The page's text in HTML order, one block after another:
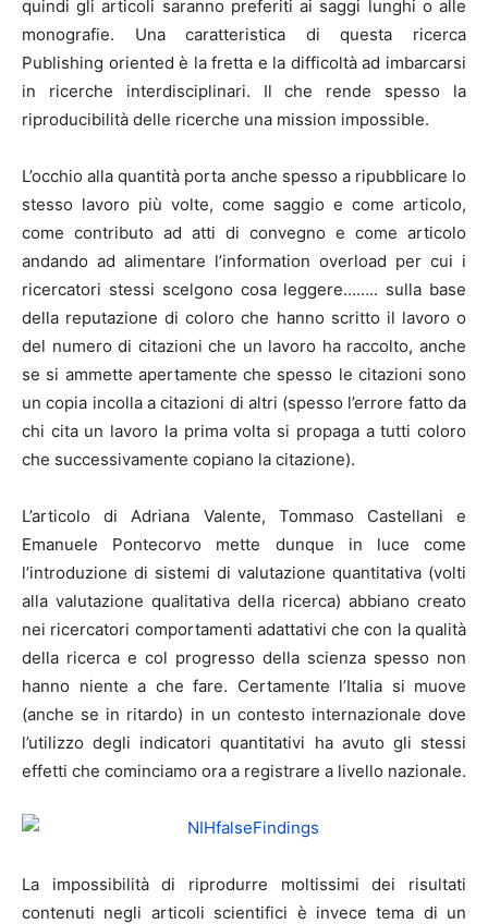
quindi gli articoli saranno preferiti ai saggi lunghi o alle
monografie. Una caratteristica di questa ricerca
Publishing oriented è la fretta e la difficoltà ad imbarcarsi
in ricerche interdisciplinari. Il che rende spesso la
riproducibilità delle ricerche una mission impossible.
L’occhio alla quantità porta anche spesso a ripubblicare lo
stesso lavoro più volte, come saggio e come articolo,
come contributo ad atti di convegno e come articolo
andando ad alimentare l’information overload per cui i
ricercatori stessi scelgono cosa leggere…….. sulla base
della reputazione di coloro che hanno scritto il lavoro o
del numero di citazioni che un lavoro ha raccolto, anche
se si ammette apertamente che spesso le citazioni sono
un copia incolla a citazioni di altri (spesso l’errore fatto da
chi cita un lavoro la prima volta si propaga a tutti coloro
che successivamente copiano la citazione).
L’articolo di Adriana Valente, Tommaso Castellani e
Emanuele Pontecorvo mette dunque in luce come
l’introduzione di sistemi di valutazione quantitativa (volti
alla valutazione qualitativa della ricerca) abbiano creato
nei ricercatori comportamenti adattativi che con la qualità
della ricerca e col progresso della scienza spesso non
hanno niente a che fare. Certamente l’Italia si muove
(anche se in ritardo) in un contesto internazionale dove
l’utilizzo degli indicatori quantitativi ha avuto gli stessi
effetti che cominciamo ora a registrare a livello nazionale.
La impossibilità di riprodurre moltissimi dei risultati
contenuti negli articoli scientifici è invece tema di un